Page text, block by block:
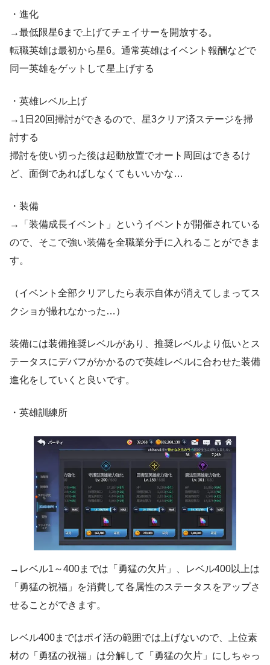
・進化
→最低限星6まで上げてチェイサーを開放する。
転職英雄は最初から星6。通常英雄はイベント報酬などで
同一英雄をゲットして星上げする
・英雄レベル上げ
→1日20回掃討ができるので、星3クリア済ステージを掃
討する
掃討を使い切った後は起動放置でオート周回はできるけ
ど、面倒であればしなくてもいいかな…
・装備
→「装備成長イベント」というイベントが開催されている
ので、そこで強い装備を全職業分手に入れることができま
す。
（イベント全部クリアしたら表示自体が消えてしまってス
クショが撮れなかった…）
装備には装備推奨レベルがあり、推奨レベルより低いとス
テータスにデバフがかかるので英雄レベルに合わせた装備
進化をしていくと良いです。
・英雄訓練所
→レベル1～400までは「勇猛の欠片」、レベル400以上は
「勇猛の祝福」を消費して各属性のステータスをアップさ
せることができます。
レベル400まではポイ活の範囲では上げないので、上位素
材の「勇猛の祝福」は分解して「勇猛の欠片」にしちゃっ